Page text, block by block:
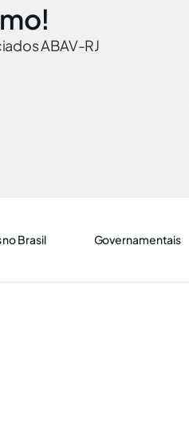
ABAV-RJ
Brasil Governamentais